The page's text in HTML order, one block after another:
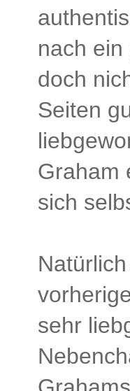
nach
doch
Seiten
Graham
sich
sehr